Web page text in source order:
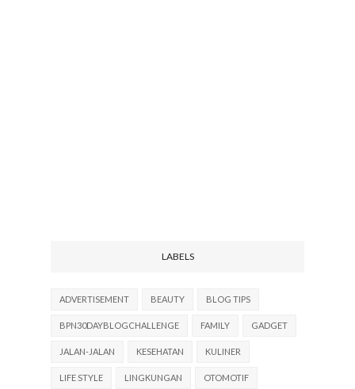
LABELS
ADVERTISEMENT BEAUTY BLOG TIPS
BPN30DAYBLOGCHALLENGE FAMILY GADGET
JALAN-JALAN KESEHATAN KULINER
LIFE STYLE LINGKUNGAN OTOMOTIF